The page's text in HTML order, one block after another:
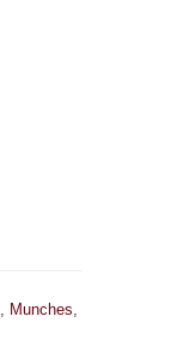
, Munches,